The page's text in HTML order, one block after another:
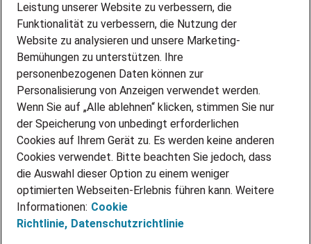
PARTNERSHIP WITH AIRBUS
INITIATIV BEWERBEN
ÜBER UNS
STANDORTE
BLOG
PRESSE
KONTAKT
@Adecco 2026
IMPRESSUM
DATENSCHUTZ
Leistung unserer Website zu verbessern, die
Funktionalität zu verbessern, die Nutzung der
Website zu analysieren und unsere Marketing-
Bemühungen zu unterstützen. Ihre
personenbezogenen Daten können zur
Personalisierung von Anzeigen verwendet werden.
Wenn Sie auf „Alle ablehnen“ klicken, stimmen Sie nur
der Speicherung von unbedingt erforderlichen
Cookies auf Ihrem Gerät zu. Es werden keine anderen
Cookies verwendet. Bitte beachten Sie jedoch, dass
die Auswahl dieser Option zu einem weniger
optimierten Webseiten-Erlebnis führen kann. Weitere
Informationen: Cookie
Richtlinie, Datenschutzrichtlinie